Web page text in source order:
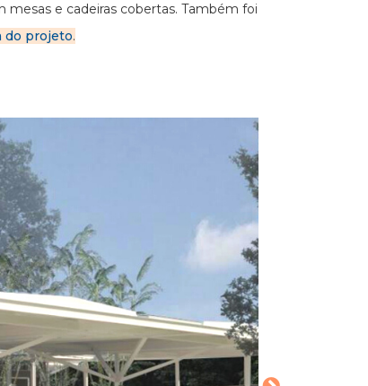
mesas e cadeiras cobertas. Também foi
do projeto.